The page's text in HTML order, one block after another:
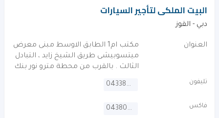
البيت الملكى لتأجير السيارات
دبي - القوز
العنوان
مكتب ام1 الطابق الاوسط مبنى معرض
ميتسوبيشى طريق الشيخ زايد ، التبادل
الثالث . بالقرب من محطة مترو نور بنك
تليفون 043384843
فاكس 043809979